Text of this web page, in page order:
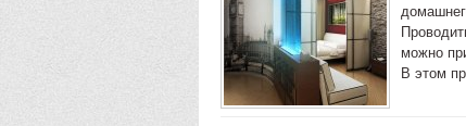
можно
В этом